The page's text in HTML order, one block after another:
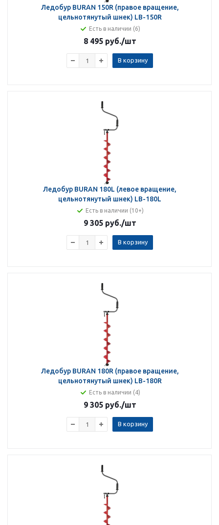
Ледобур BURAN 150R (правое вращение,
цельнотянутый шнек) LB-150R
Есть в наличии (6)
8 495 руб./шт
В корзину
Ледобур BURAN 180L (левое вращение,
цельнотянутый шнек) LB-180L
Есть в наличии (10+)
9 305 руб./шт
В корзину
Ледобур BURAN 180R (правое вращение,
цельнотянутый шнек) LB-180R
Есть в наличии (4)
9 305 руб./шт
В корзину